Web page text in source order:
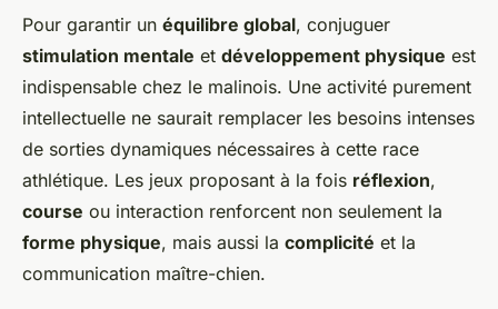
Pour garantir un équilibre global, conjuguer
stimulation mentale et développement physique est
indispensable chez le malinois. Une activité purement
intellectuelle ne saurait remplacer les besoins intenses
de sorties dynamiques nécessaires à cette race
athlétique. Les jeux proposant à la fois réflexion,
course ou interaction renforcent non seulement la
forme physique, mais aussi la complicité et la
communication maître-chien.